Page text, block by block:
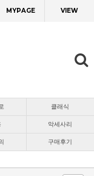
MYPAGE VIEW
클래식
악세사리
구매후기